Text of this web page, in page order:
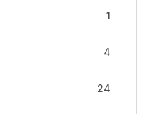
1
4
24